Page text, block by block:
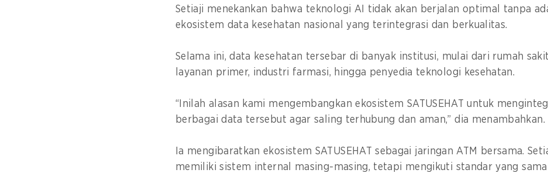
Setiaji menekankan bahwa teknologi AI tidak akan berjalan optimal tanpa
ekosistem data kesehatan nasional yang terintegrasi dan berkualitas.
Selama ini, data kesehatan tersebar di banyak institusi, mulai dari rumah
layanan primer, industri farmasi, hingga penyedia teknologi kesehatan.
“Inilah alasan kami mengembangkan ekosistem SATUSEHAT untuk
berbagai data tersebut agar saling terhubung dan aman,” dia menambahkan.
Ia mengibaratkan ekosistem SATUSEHAT sebagai jaringan ATM bersama.
memiliki sistem internal masing-masing, tetapi mengikuti standar yang sama